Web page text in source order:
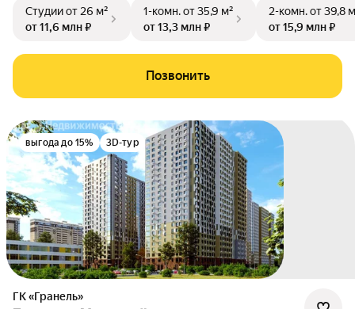
Студииот 26 м²
от 11,6 млн ₽
1-комн.от 35,9 м²
от 13,3 млн ₽
2-комн.от 39,8
от 15,9 млн ₽
Позвонить
выгода до 15% 3D-тур
ГК «Гранель»